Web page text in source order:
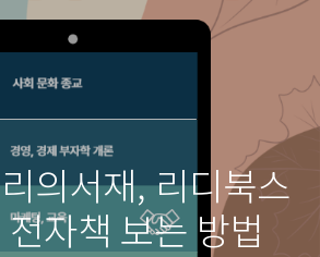
의서재, 리디북스
자책 보는 방법